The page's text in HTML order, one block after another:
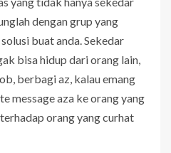
dengan grup yang
buat anda. Sekedar
bisa hidup dari orang lain,
berbagi az, kalau emang
message aza ke orang yang
orang yang curhat